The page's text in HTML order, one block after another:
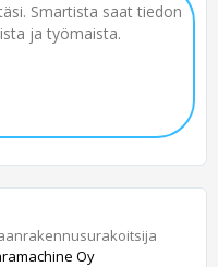
Smartista saat tiedon
ja työmaista.
Oy